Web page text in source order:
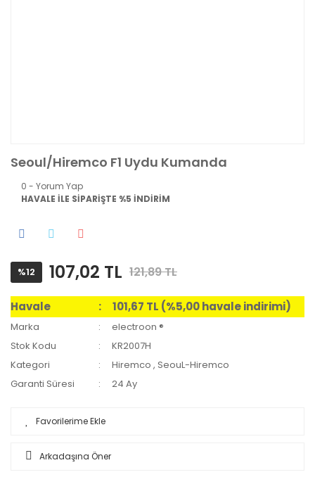
Seoul/Hiremco F1 Uydu Kumanda
0 - Yorum Yap
HAVALE İLE SİPARİŞTE %5 İNDİRİM
%12 107,02 TL 121,89 TL
Havale 101,67 TL (%5,00 havale indirimi)
Marka
electroon ®
Stok Kodu
KR2007H
Kategori
Hiremco ,SeouL-Hiremco
Garanti Süresi
24 Ay
Arkadaşına Öner